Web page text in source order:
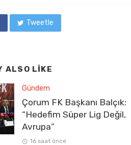
Tweetle
ALSO LIKE
Gündem
Çorum FK Başkanı Balçık:
“Hedefim Süper Lig Değil,
Avrupa”
16 saat önce